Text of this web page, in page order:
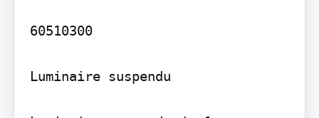
60510300
Luminaire suspendu